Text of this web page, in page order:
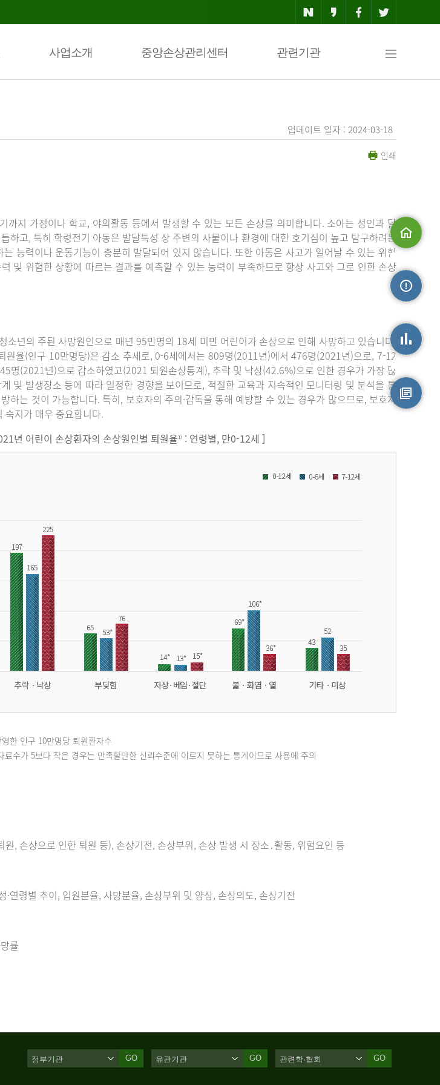
사업소개 중앙손상관리센터 관련기관
맵
업데이트 일자 : 2024-03-18
인쇄
까지 가정이나 학교, 야외활동 등에서 발생할 수 있는 모든 손상을 의미합니다. 소아는 성인과 달
하고, 특히 학령전기 아동은 발달특성 상 주변의 사물이나 환경에 대한 호기심이 높고 탐구하려는
능력이나 운동기능이 충분히 발달되어 있지 않습니다. 또한 아동은 사고가 일어날 수 있는 위험
및 위험한 상황에 따르는 결과를 예측할 수 있는 능력이 부족하므로 항상 사고와 그로 인한 손상
소년의 주된 사망원인으로 매년 95만명의 18세 미만 어린이가 손상으로 인해 사망하고 있습니다.
원율(인구 10만명당)은 감소 추세로, 0-6세에서는 809명(2011년)에서 476명(2021년)으로, 7-12
명(2021년)으로 감소하였고(2021 퇴원손상통계), 추락 및 낙상(42.6%)으로 인한 경우가 가장 많
및 발생장소 등에 따라 일정한 경향을 보이므로, 적절한 교육과 지속적인 모니터링 및 분석을 통
하는 것이 가능합니다. 특히, 보호자의 주의·감독을 통해 예방할 수 있는 경우가 많으므로, 보호자
숙지가 매우 중요합니다.
년 어린이 손상환자의 손상원인별 퇴원율1) : 연령별, 만0-12세 ]
한 인구 10만명당 퇴원환자수
수가 5보다 작은 경우는 만족할만한 신뢰수준에 이르지 못하는 통계이므로 사용에 주의
, 손상으로 인한 퇴원 등), 손상기전, 손상부위, 손상 발생 시 장소․활동, 위험요인 등
·연령별 추이, 입원분율, 사망분율, 손상부위 및 양상, 손상의도, 손상기전
률
GO GO GO
메인으로
손상통계